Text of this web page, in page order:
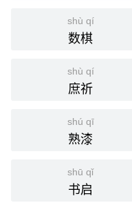
shù qí
数棋
shù qí
庶祈
shú qī
熟漆
shū qǐ
书启